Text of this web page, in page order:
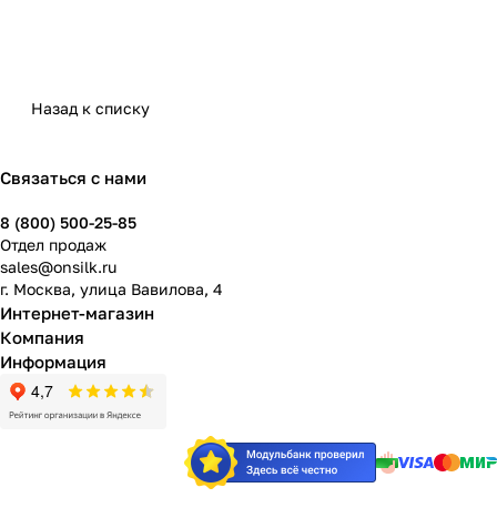
Назад к списку
Связаться с нами
8 (800) 500-25-85
Отдел продаж
sales@onsilk.ru
г. Москва, улица Вавилова, 4
Интернет-магазин
Компания
Информация